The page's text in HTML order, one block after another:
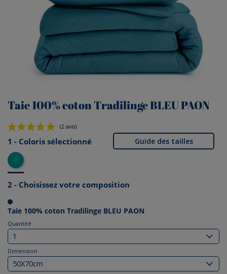
Taie 100% coton Tradilinge BLEU PAON
(2 avis)
Guide des tailles
1 - Coloris sélectionné
Bleu Paon
2 - Choisissez votre composition
Taie 100% coton Tradilinge BLEU PAON
Quantité
Dimension